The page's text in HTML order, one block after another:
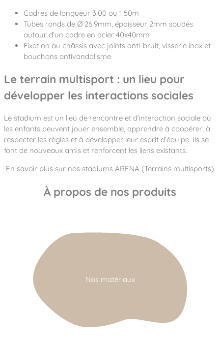
Cadres de longueur 3.00 ou 1.50m
Tubes ronds de Ø 26.9mm, épaisseur 2mm soudés
autour d’un cadre en acier 40x40mm
Fixation au châssis avec joints anti-bruit, visserie inox et
bouchons antivandalisme
Le terrain multisport : un lieu pour
développer les interactions sociales
Le stadium est un lieu de rencontre et d’interaction sociale où
les enfants peuvent jouer ensemble, apprendre à coopérer, à
respecter les règles et à développer leur esprit d’équipe. Ils se
font de nouveaux amis et renforcent les liens existants.
En savoir plus sur nos stadiums ARENA (Terrains multisports)
À propos de nos produits
Nos matériaux